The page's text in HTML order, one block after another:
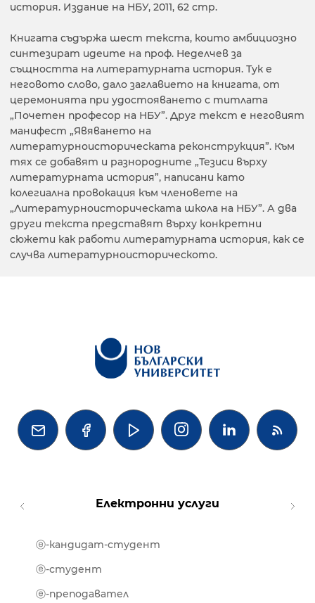
история. Издание на НБУ, 2011, 62 стр.
Книгата съдържа шест текста, които амбициозно
синтезират идеите на проф. Неделчев за
същността на литературната история. Тук е
неговото слово, дало заглавието на книгата, от
церемонията при удостояването с титлата
„Почетен професор на НБУ”. Друг текст е неговият
манифест „Явяването на
литературноисторическата реконструкция”. Към
тях се добавят и разнородните „Тезиси върху
литературната история”, написани като
колегиална провокация към членовете на
„Литературноисторическата школа на НБУ”. А два
други текста представят върху конкретни
сюжети как работи литературната история, как се
случва литературноисторическото.
   
Електронни услуги
ⓔ-кандидат-студент
ⓔ-студент
ⓔ-преподавател